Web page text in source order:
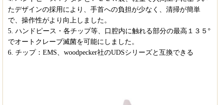
たデザインの採用により、手首への負担が少なく、清掃が簡単
で、操作性がより向上しました。
5. ハンドピース・各チップ等、口腔内に触れる部分の最高１３５°
でオートクレーブ滅菌を可能にしました。
6. チップ：EMS、woodpecker社のUDSシリーズと互換できる